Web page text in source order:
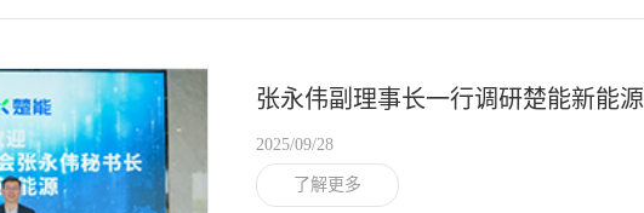
张永伟副理事长一行调研楚能新能源
2025/09/28
了解更多